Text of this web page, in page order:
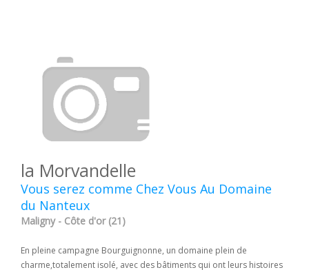
la Morvandelle
Vous serez comme Chez Vous Au Domaine
du Nanteux
Maligny - Côte d'or (21)
En pleine campagne Bourguignonne, un domaine plein de
charme,totalement isolé, avec des bâtiments qui ont leurs histoires